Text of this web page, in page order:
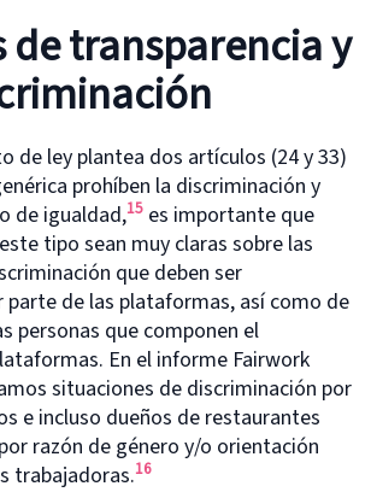
de transparencia y
de ley plantea dos artículos (24 y 33)
prohíben la discriminación y
de igualdad,15 es importante que
tipo sean muy claras sobre las
que deben ser
parte de las plataformas, así como de
personas que componen el
En el informe Fairwork
situaciones de discriminación por
e incluso dueños de restaurantes
razón de género y/o orientación
trabajadoras.16